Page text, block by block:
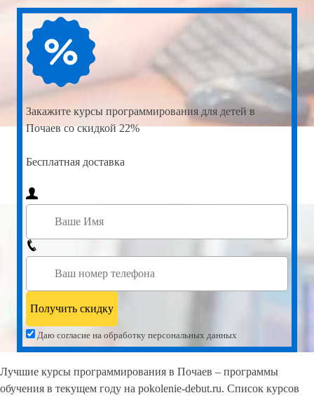
Закажите курсы программирования для детей в
Почаев со скидкой 22%
Бесплатная доставка
Даю согласие на обработку персональных данных
Лучшие курсы программирования в Почаев – программы
обучения в текущем году на pokolenie-debut.ru. Список курсов